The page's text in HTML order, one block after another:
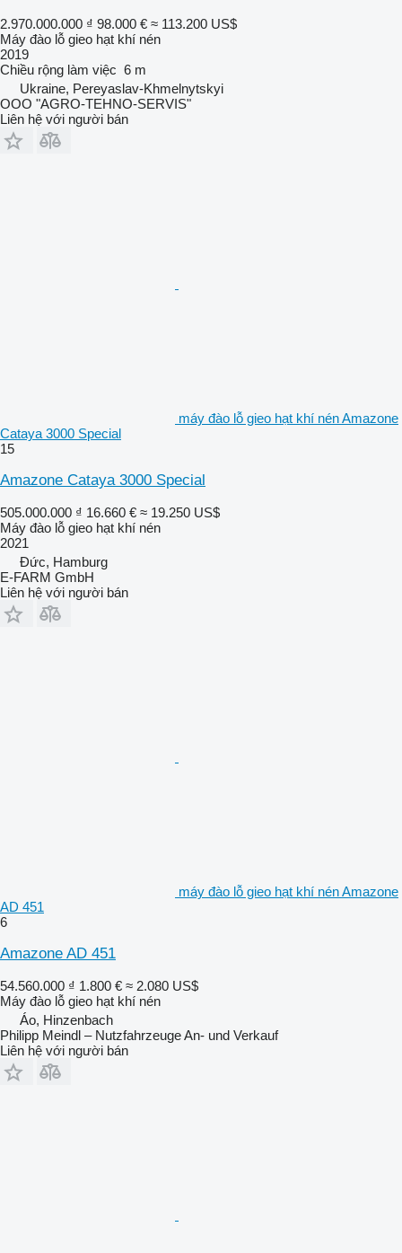
2.970.000.000 ₫ 98.000 € ≈ 113.200 US$
Máy đào lỗ gieo hạt khí nén
2019
Chiều rộng làm việc 6 m
Ukraine, Pereyaslav-Khmelnytskyi
OOO "AGRO-TEHNO-SERVIS"
Liên hệ với người bán
máy đào lỗ gieo hạt khí nén Amazone
Cataya 3000 Special
15
Amazone Cataya 3000 Special
505.000.000 ₫ 16.660 € ≈ 19.250 US$
Máy đào lỗ gieo hạt khí nén
2021
Đức, Hamburg
E-FARM GmbH
Liên hệ với người bán
máy đào lỗ gieo hạt khí nén Amazone
AD 451
6
Amazone AD 451
54.560.000 ₫ 1.800 € ≈ 2.080 US$
Máy đào lỗ gieo hạt khí nén
Áo, Hinzenbach
Philipp Meindl – Nutzfahrzeuge An- und Verkauf
Liên hệ với người bán